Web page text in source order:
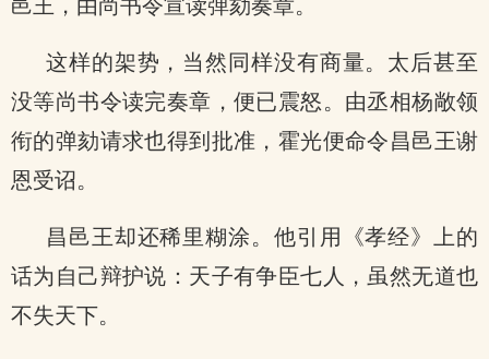
邑王，由尚书令宣读弹劾奏章。
这样的架势，当然同样没有商量。太后甚至
没等尚书令读完奏章，便已震怒。由丞相杨敞领
衔的弹劾请求也得到批准，霍光便命令昌邑王谢
恩受诏。
昌邑王却还稀里糊涂。他引用《孝经》上的
话为自己辩护说：天子有争臣七人，虽然无道也
不失天下。